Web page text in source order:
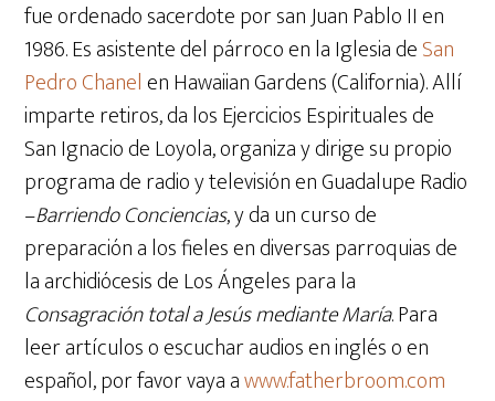
fue ordenado sacerdote por san Juan Pablo II en
1986. Es asistente del párroco en la Iglesia deSan
Pedro Chanel en Hawaiian Gardens (California). Allí
imparte retiros, da los Ejercicios Espirituales de
San Ignacio de Loyola, organiza y dirige su propio
programa de radio y televisión en Guadalupe Radio
–Barriendo Conciencias, y da un curso de
preparación a los fieles en diversas parroquias de
la archidiócesis de Los Ángeles para la
Consagración total a Jesús mediante María. Para
leer artículos o escuchar audios en inglés o en
español, por favor vaya awww.fatherbroom.com